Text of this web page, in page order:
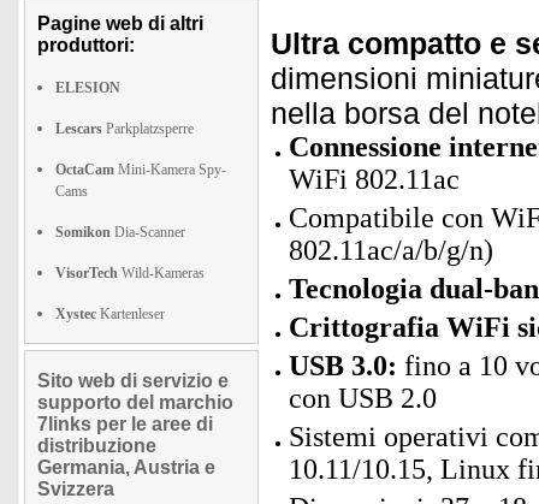
Pagine web di altri
produttori:
ELESION
Lescars Parkplatzsperre
OctaCam Mini-Kamera Spy-
Cams
Somikon Dia-Scanner
VisorTech Wild-Kameras
Xystec Kartenleser
Sito web di servizio e
supporto del marchio
7links per le aree di
distribuzione
Germania, Austria e
Svizzera
Ultra compatto e
dimensioni
nella borsa del
Connessione
WiFi 802.11ac
Compatibile con
802.11ac/a/b/g/n)
Tecnologia dual-
Crittografia WiFi
USB 3.0: fino a 10
con USB 2.0
Sistemi operativi
10.11/10.15, Linux